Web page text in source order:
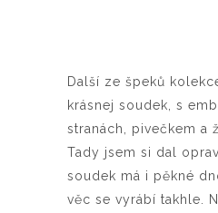
Další ze špeků
krásnej soudek, s
stranách, pivečkem a
Tady jsem si dal
soudek má i pěkné
věc se vyrábí takhle.